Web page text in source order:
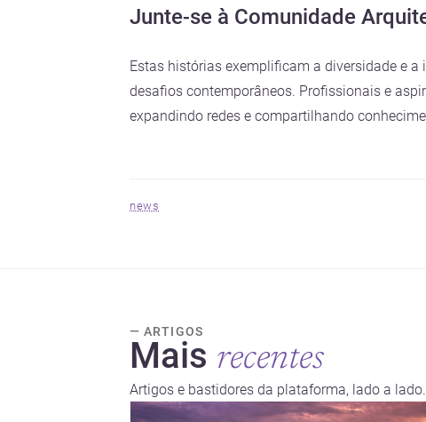
Junte-se à Comunidade
Estas histórias exemplificam a diversidade e
desafios contemporâneos. Profissionais e
expandindo redes e compartilhando
news
— ARTIGOS
Mais recentes
Artigos e bastidores da plataforma, lado a lado.